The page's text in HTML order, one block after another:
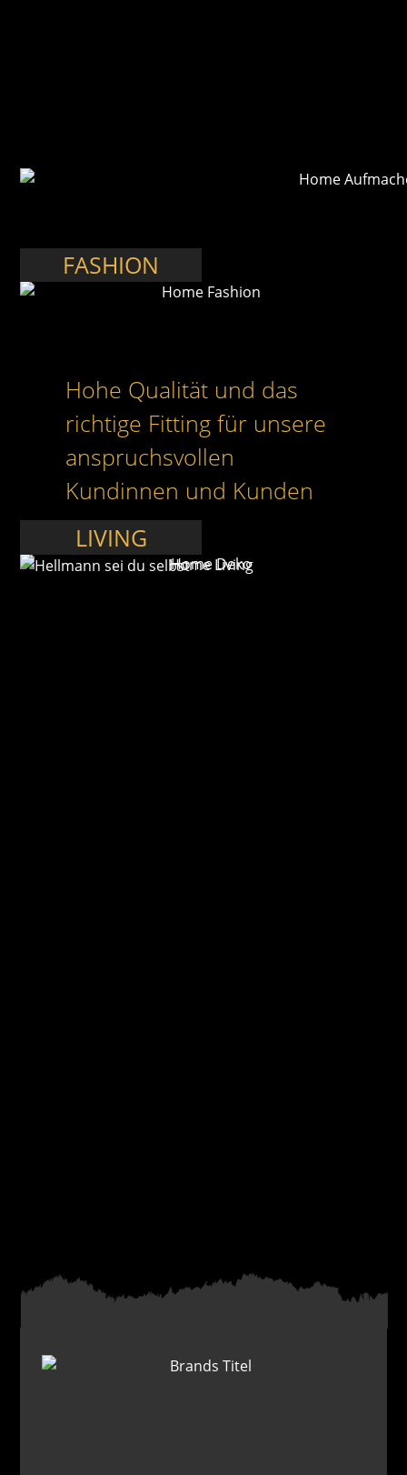
FASHION
Hohe Qualität und das
richtige Fitting für unsere
anspruchsvollen
Kundinnen und Kunden
DEKO
LIVING